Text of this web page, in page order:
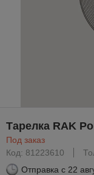
Тарелка RAK
Под заказ
Код: 81223610
Отправка с 22